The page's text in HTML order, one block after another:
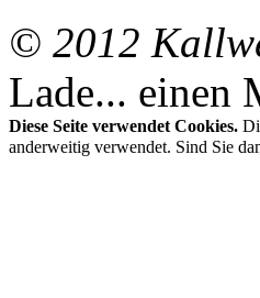
© 2012
Lade... einen
Diese Seite verwendet Cookies.
anderweitig verwendet. Sind Sie